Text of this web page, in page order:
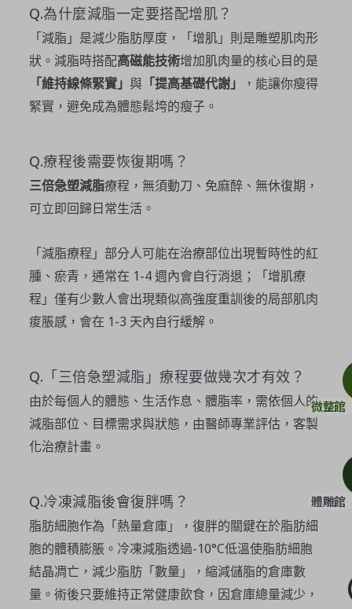
Q.為什麼減脂一定要搭配增肌？
「減脂」是減少脂肪厚度，「增肌」則是雕塑肌肉形
狀。減脂時搭配高磁能技術增加肌肉量的核心目的是
「維持線條緊實」與 「提高基礎代謝」
，能讓你瘦得
緊實，避免成為體態鬆垮的瘦子。
Q.療程後需要恢復期嗎？
三倍急塑減脂療程，無須動刀、免麻醉、無休復期，
可立即回歸日常生活。
「減脂療程」部分人可能在治療部位出現暫時性的紅
腫、瘀青，通常在 1-4 週內會自行消退；「增肌療
程」僅有少數人會出現類似高強度重訓後的局部肌肉
痠脹感，會在 1-3 天內自行緩解。
Q.「三倍急塑減脂」療程要做幾次才有效？
由於每個人的體態、生活作息、體脂率，需依個人的
減脂部位、目標需求與狀態，由醫師專業評估，客製
化治療計畫。
Q.冷凍減脂後會復胖嗎？
脂肪細胞作為「熱量倉庫」，復胖的關鍵在於脂肪細
胞的體積膨脹。冷凍減脂透過-10°C低溫使脂肪細胞
結晶凋亡，減少脂肪「數量」，縮減儲脂的倉庫數
量。術後只要維持正常健康飲食，因倉庫總量減少，
微整館
體雕館